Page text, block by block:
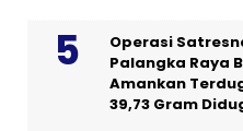
Operasi
Palangka Raya
Amankan
39,73 Gram